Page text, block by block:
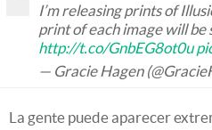
I’m releasing prints of
print of each image will be
http://t.co/GnbEG8ot0u
— Gracie Hagen
La gente puede aparecer